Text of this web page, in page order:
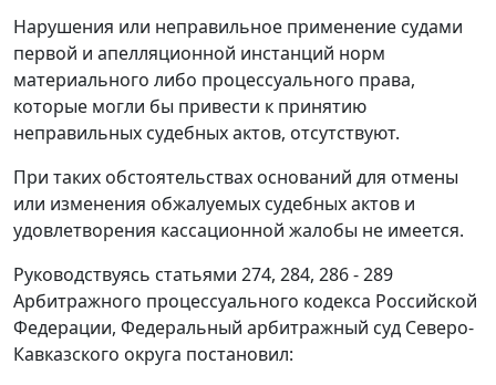
Нарушения или неправильное применение судами
первой и апелляционной инстанций норм
материального либо процессуального права,
которые могли бы привести к принятию
неправильных судебных актов, отсутствуют.
При таких обстоятельствах оснований для отмены
или изменения обжалуемых судебных актов и
удовлетворения кассационной жалобы не имеется.
Руководствуясь статьями 274, 284, 286 - 289
Арбитражного процессуального кодекса Российской
Федерации, Федеральный арбитражный суд Северо-
Кавказского округа постановил: